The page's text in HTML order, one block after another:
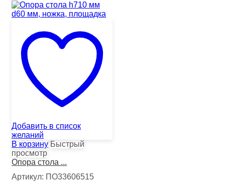
Добавить в список
желаний
В корзину Быстрый
просмотр
Опора стола ...
Артикул: ПО33606515